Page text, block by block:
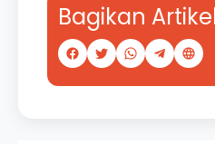
Bagikan